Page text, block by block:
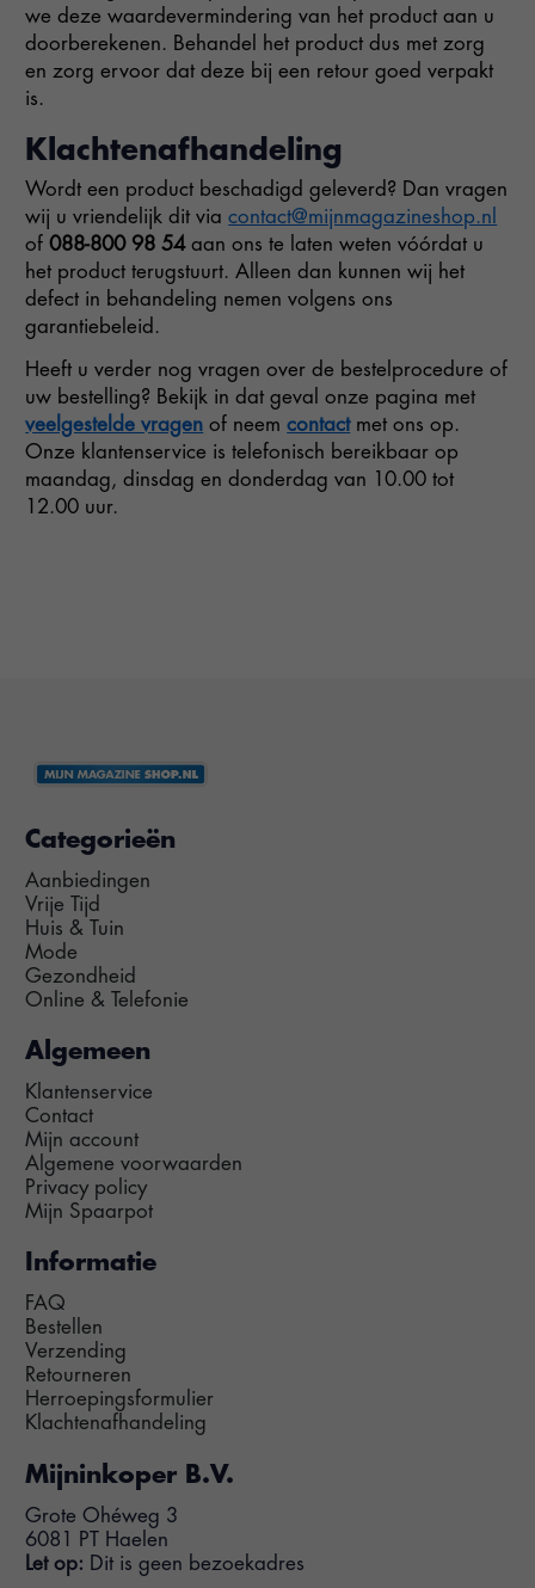
we deze waardevermindering van het product aan u
doorberekenen. Behandel het product dus met zorg
en zorg ervoor dat deze bij een retour goed verpakt
is.
Klachtenafhandeling
Wordt een product beschadigd geleverd? Dan vragen
wij u vriendelijk dit viacontact@mijnmagazineshop.nl
of088-800 98 54aan ons te laten weten vóórdat u
het product terugstuurt. Alleen dan kunnen wij het
defect in behandeling nemen volgens ons
garantiebeleid.
Heeft u verder nog vragen over de bestelprocedure of
uw bestelling? Bekijk in dat geval onze pagina met
veelgestelde vragen of neemcontactmet ons op.
Onze klantenservice is telefonisch bereikbaar op
maandag, dinsdag en donderdag van 10.00 tot
12.00 uur.
Categorieën
Aanbiedingen
Vrije Tijd
Huis & Tuin
Mode
Gezondheid
Online & Telefonie
Algemeen
Klantenservice
Contact
Mijn account
Algemene voorwaarden
Privacy policy
Mijn Spaarpot
Informatie
FAQ
Bestellen
Verzending
Retourneren
Herroepingsformulier
Klachtenafhandeling
Mijninkoper B.V.
Grote Ohéweg 3
6081 PT Haelen
Let op: Dit is geen bezoekadres